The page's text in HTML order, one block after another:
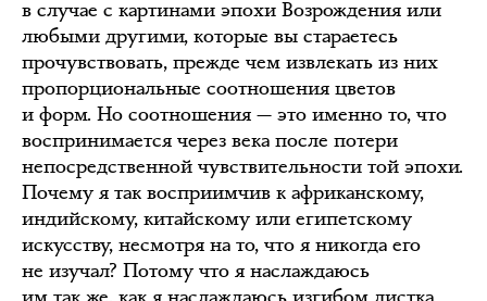
в случае с картинами эпохи Возрождения или
любыми другими, которые вы стараетесь
прочувствовать, прежде чем извлекать из них
пропорциональные соотношения цветов
и форм. Но соотношения — это именно то, что
воспринимается через века после потери
непосредственной чувствительности той эпохи.
Почему я так восприимчив к африканскому,
индийскому, китайскому или египетскому
искусству, несмотря на то, что я никогда его
не изучал? Потому что я наслаждаюсь